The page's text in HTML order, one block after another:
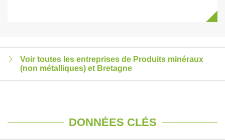
Voir toutes les entreprises de Produits minéraux
(non métalliques) et Bretagne
DONNÉES CLÉS